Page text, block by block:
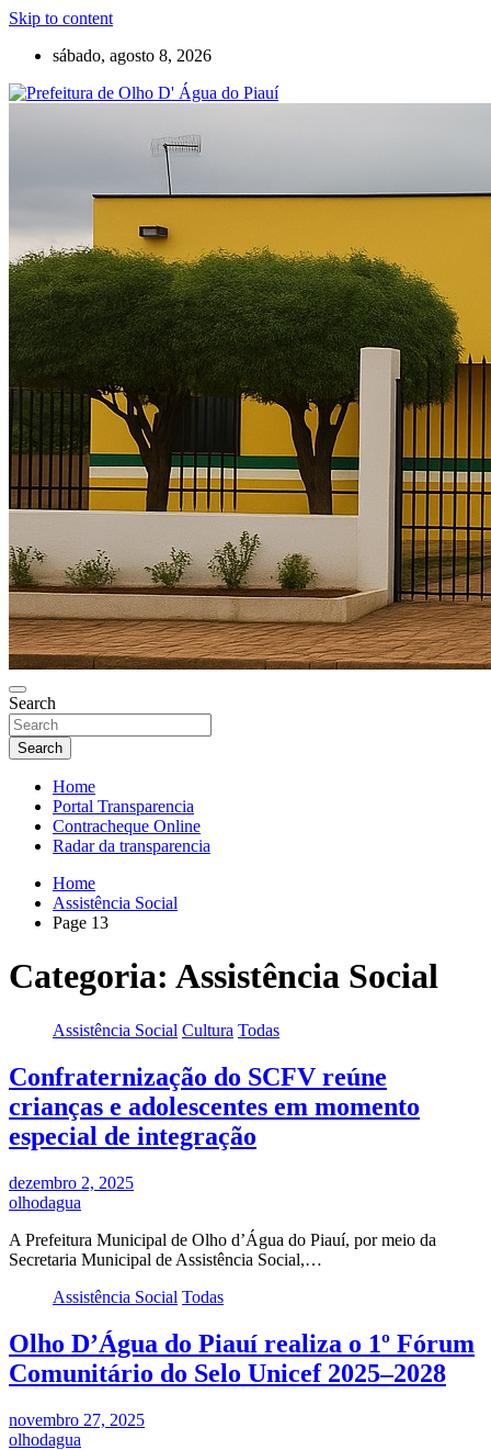
Skip to content
sábado, agosto 8, 2026
Prefeitura de Olho D' Água do Piauí
Olho D'Agua do Piauí – Piauí – Brasil
Search
Search
Home
Portal Transparencia
Contracheque Online
Radar da transparencia
Home
Assistência Social
Page 13
Categoria: Assistência Social
Assistência Social Cultura Todas
Confraternização do SCFV reúne
crianças e adolescentes em momento
especial de integração
dezembro 2, 2025
olhodagua
A Prefeitura Municipal de Olho d’Água do Piauí, por meio da
Secretaria Municipal de Assistência Social,…
Assistência Social Todas
Olho D’Água do Piauí realiza o 1º Fórum
Comunitário do Selo Unicef 2025–2028
novembro 27, 2025
olhodagua